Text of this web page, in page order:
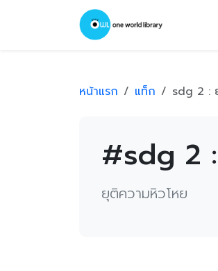
หน้าแรก แท็ก sdg 2 :
#sdg 2
ยุติความหิวโหย